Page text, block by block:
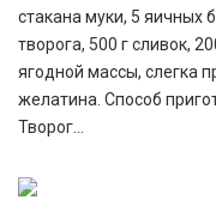
стакана муки, 5 яичных
творога, 500 г сливок,
ягодной массы, слегка
желатина. Способ
Творог...